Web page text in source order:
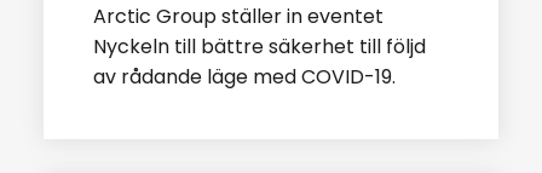
Arctic Group ställer in eventet
Nyckeln till bättre säkerhet till följd
av rådande läge med COVID-19.